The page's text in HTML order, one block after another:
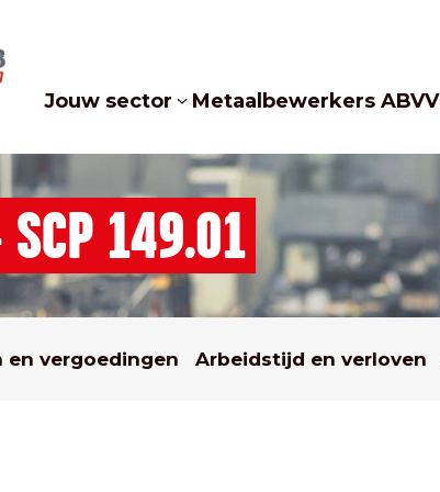
Jouw sector Metaalbewerkers ABVV
SCP 149.01
en vergoedingen Arbeidstijd en verloven